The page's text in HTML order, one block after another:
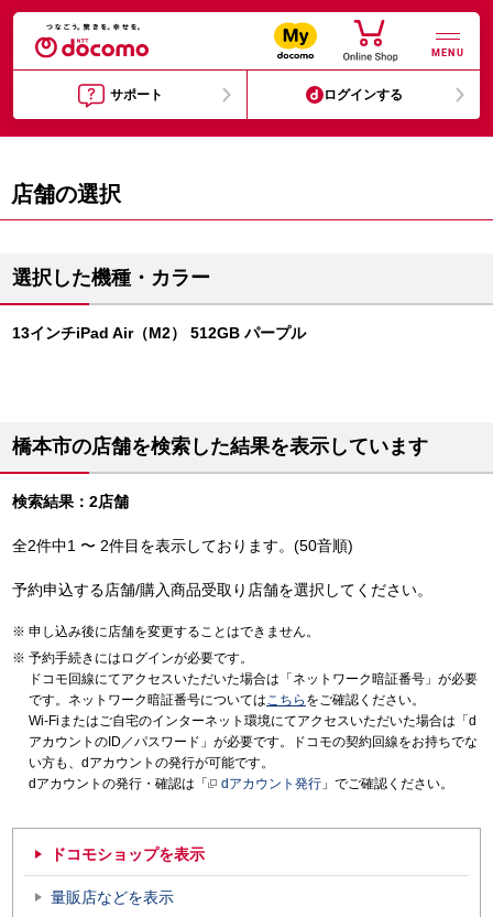
MENU
サポート ログインする
店舗の選択
選択した機種・カラー
13インチiPad Air（M2） 512GB パープル
橋本市の店舗を検索した結果を表示しています
検索結果：2店舗
全2件中1 〜 2件目を表示しております。(50音順)
予約申込する店舗/購入商品受取り店舗を選択してください。
申し込み後に店舗を変更することはできません。
予約手続きにはログインが必要です。
ドコモ回線にてアクセスいただいた場合は「ネットワーク暗証番号」が必要
です。ネットワーク暗証番号についてはこちら をご確認ください。
Wi-Fiまたはご自宅のインターネット環境にてアクセスいただいた場合は「d
アカウントのID／パスワード」が必要です。ドコモの契約回線をお持ちでな
い方も、dアカウントの発行が可能です。
dアカウントの発行・確認は「
dアカウント発行 」でご確認ください。
ドコモショップを表示
量販店などを表示